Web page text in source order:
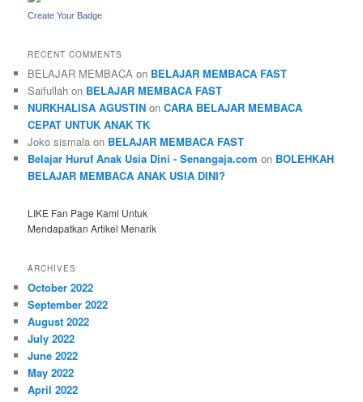
Create Your Badge
RECENT COMMENTS
BELAJAR MEMBACA on BELAJAR MEMBACA FAST
Saifullah on BELAJAR MEMBACA FAST
NURKHALISA AGUSTIN onCARA BELAJAR MEMBACA
CEPAT UNTUK ANAK TK
Joko sismala on BELAJAR MEMBACA FAST
Belajar Huruf Anak Usia Dini - Senangaja.com on BOLEHKAH
BELAJAR MEMBACA ANAK USIA DINI?
LIKE Fan Page Kami Untuk
Mendapatkan Artikel Menarik
ARCHIVES
October 2022
September 2022
August 2022
July 2022
June 2022
May 2022
April 2022